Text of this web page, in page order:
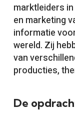
marktleiders
en marketing
informatie
wereld. Zij
van
producties,
De